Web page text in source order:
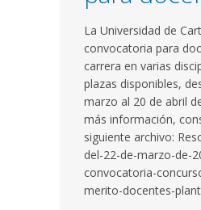
La Universidad de
convocatoria para
carrera en varias
plazas disponibles,
marzo al 20 de abril
más información,
siguiente archivo:
del-22-de-marzo-de-
convocatoria-
merito-docentes-